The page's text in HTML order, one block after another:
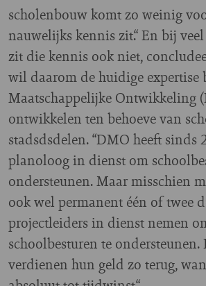
scholenbouw komt zo weinig
nauwelijks kennis zit.“ En bij
zit die kennis ook niet,
wil daarom de huidige expertise
Maatschappelijke Ontwikkeling
ontwikkelen ten behoeve van
stadsdsdelen. “DMO heeft sinds
planoloog in dienst om
ondersteunen. Maar misschien
ook wel permanent één of twee
projectleiders in dienst nemen
schoolbesturen te ondersteunen.
verdienen hun geld zo terug,